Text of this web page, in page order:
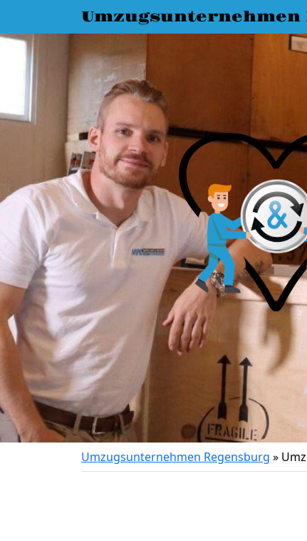
Umzugsunternehmen
Umzugsunternehmen Regensburg »